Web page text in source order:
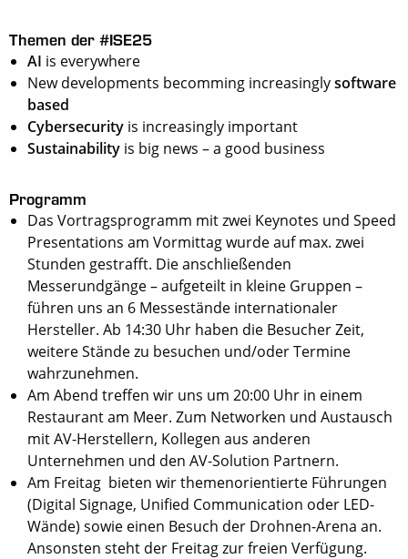
Themen der #ISE25
AI is everywhere
New developments becomming increasinglysoftware
based
Cybersecurity is increasingly important
Sustainability is big news – a good business
Programm
Das Vortragsprogramm mit zwei Keynotes und Speed
Presentations am Vormittag wurde auf max. zwei
Stunden gestrafft. Die anschließenden
Messerundgänge – aufgeteilt in kleine Gruppen –
führen uns an 6 Messestände internationaler
Hersteller. Ab 14:30 Uhr haben die Besucher Zeit,
weitere Stände zu besuchen und/oder Termine
wahrzunehmen.
Am Abend treffen wir uns um 20:00 Uhr in einem
Restaurant am Meer. Zum Networken und Austausch
mit AV-Herstellern, Kollegen aus anderen
Unternehmen und den AV-Solution Partnern.
Am Freitag bieten wir themenorientierte Führungen
(Digital Signage, Unified Communication oder LED-
Wände) sowie einen Besuch der Drohnen-Arena an.
Ansonsten steht der Freitag zur freien Verfügung.